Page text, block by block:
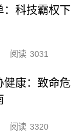
：科技霸权下
阅读 3031
健康：致命危
阅读 3320